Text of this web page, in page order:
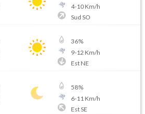
4-10Km/h
Sud SO
36%
9-12 Km/h
Est NE
58%
6-11 Km/h
Est SE